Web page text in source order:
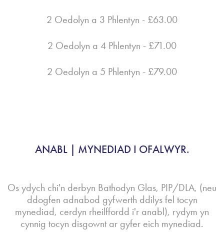
2 Oedolyn a 3 Phlentyn - £63.00
2 Oedolyn a 4 Phlentyn - £71.00
2 Oedolyn a 5 Phlentyn - £79.00
ANABL | MYNEDIAD I OFALWYR.
Os ydych chi'n derbyn Bathodyn Glas, PIP/DLA, (neu
ddogfen adnabod gyfwerth ddilys fel tocyn
mynediad, cerdyn rheilffordd i'r anabl), rydym yn
cynnig tocyn disgownt ar gyfer eich mynediad.